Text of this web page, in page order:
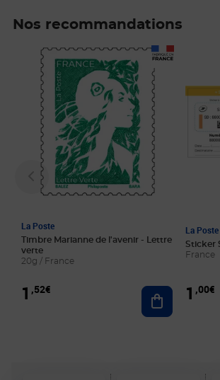
Nos recommandations
La Poste
Timbre Marianne de l'avenir - Lettre
verte
20g / France
1 ,52€
Prix 1,52€
Ajouter au
La Poste
Sticker
France
1 ,00€